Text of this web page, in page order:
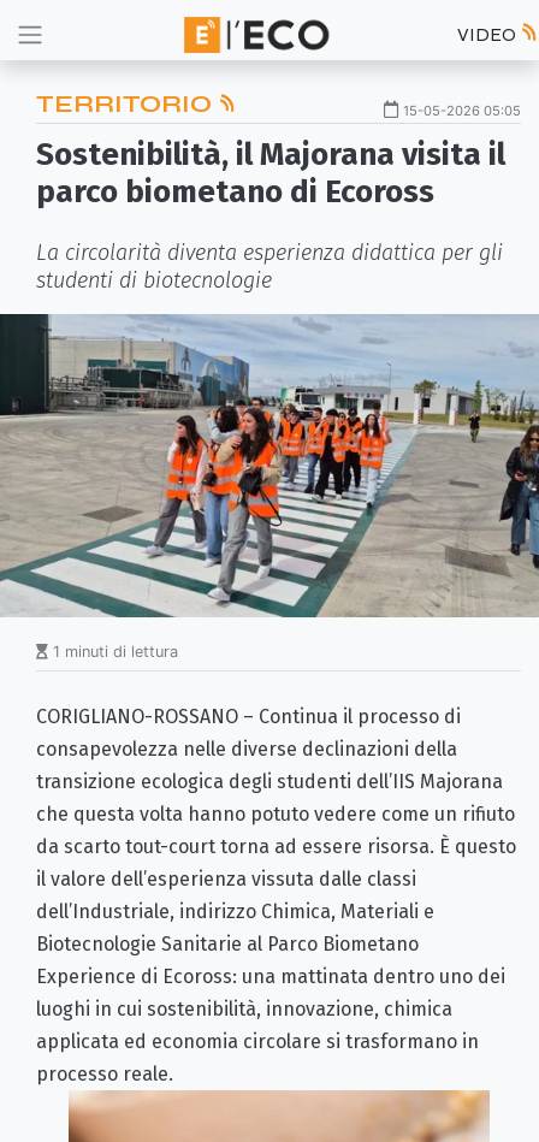
VIDEO
TERRITORIO 15-05-2026 05:05
Sostenibilità, il Majorana visita il
parco biometano di Ecoross
La circolarità diventa esperienza didattica per gli
studenti di biotecnologie
1 minuti di lettura
CORIGLIANO-ROSSANO – Continua il processo di
consapevolezza nelle diverse declinazioni della
transizione ecologica degli studenti dell’IIS Majorana
che questa volta hanno potuto vedere come un rifiuto
da scarto tout-court torna ad essere risorsa. È questo
il valore dell’esperienza vissuta dalle classi
dell’Industriale, indirizzo Chimica, Materiali e
Biotecnologie Sanitarie al Parco Biometano
Experience di Ecoross: una mattinata dentro uno dei
luoghi in cui sostenibilità, innovazione, chimica
applicata ed economia circolare si trasformano in
processo reale.